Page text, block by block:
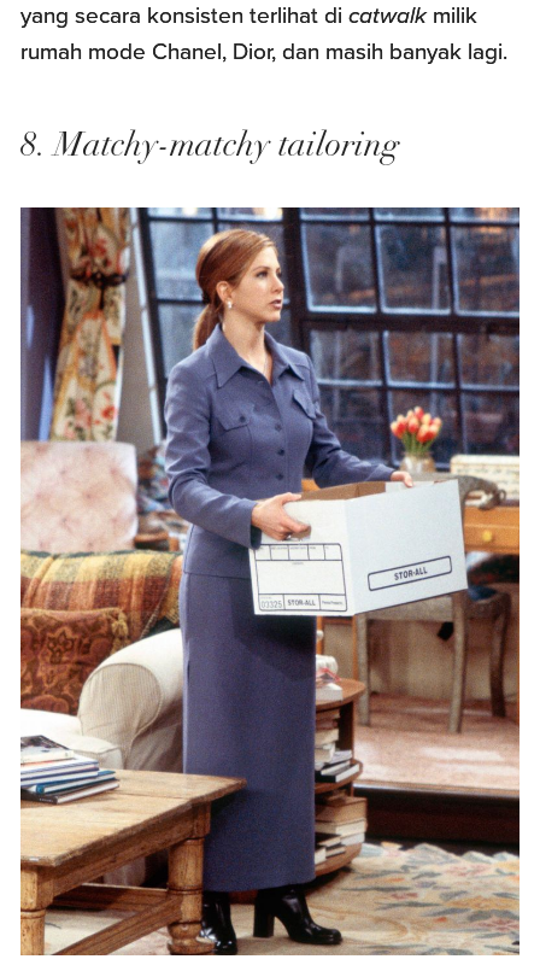
yang secara konsisten terlihat dicatwalkmilik
rumah mode Chanel, Dior, dan masih banyak lagi.
8. Matchy-matchy tailoring